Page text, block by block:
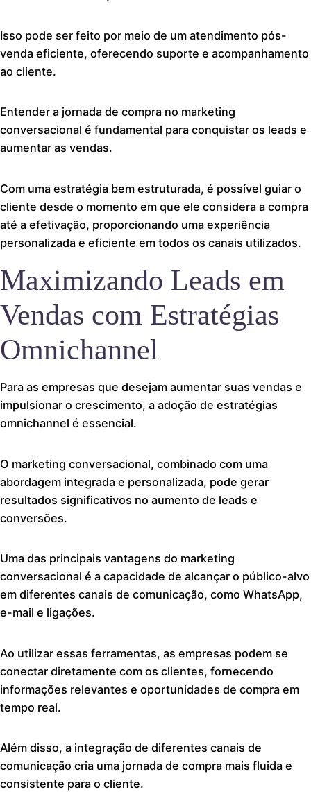
Isso pode ser feito por meio de um atendimento pós-
venda eficiente, oferecendo suporte e acompanhamento
ao cliente.
Entender a jornada de compra no marketing
conversacional é fundamental para conquistar os leads e
aumentar as vendas.
Com uma estratégia bem estruturada, é possível guiar o
cliente desde o momento em que ele considera a compra
até a efetivação, proporcionando uma experiência
personalizada e eficiente em todos os canais utilizados.
Maximizando Leads em
Vendas com Estratégias
Omnichannel
Para as empresas que desejam aumentar suas vendas e
impulsionar o crescimento, a adoção de estratégias
omnichannel é essencial.
O marketing conversacional, combinado com uma
abordagem integrada e personalizada, pode gerar
resultados significativos no aumento de leads e
conversões.
Uma das principais vantagens do marketing
conversacional é a capacidade de alcançar o público-alvo
em diferentes canais de comunicação, como WhatsApp,
e-mail e ligações.
Ao utilizar essas ferramentas, as empresas podem se
conectar diretamente com os clientes, fornecendo
informações relevantes e oportunidades de compra em
tempo real.
Além disso, a integração de diferentes canais de
comunicação cria uma jornada de compra mais fluida e
consistente para o cliente.